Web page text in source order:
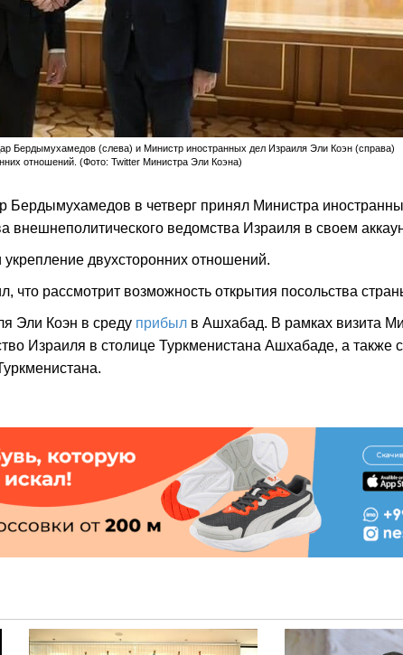
Бердымухамедов (слева) и Министр иностранных дел Израиля Эли Коэн (справа)
отношений. (Фото: Twitter Министра Эли Коэна)
Бердымухамедов в четверг принял Министра
внешнеполитического ведомства Израиля в своем
двухсторонних отношений.
что рассмотрит возможность открытия посольства
Эли Коэн в среду прибыл в Ашхабад. В рамках визита
Израиля в столице Туркменистана Ашхабаде, а также